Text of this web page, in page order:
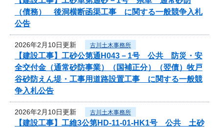
（債務） 後洞横断函渠工事 に関する一般競争入札
公告
2026年2月10日更新 古川土木事務所
【建設工事】工砂公第通H043－1号 公共 防災・安
全交付金（通常砂防事業）（国補正分）（翌債）牧戸
谷砂防えん堤・工事用道路設置工事 に関する一般競
争入札公告
2026年2月10日更新 古川土木事務所
【建設工事】工維3公第HD-11-01-HK1号 公共 土砂